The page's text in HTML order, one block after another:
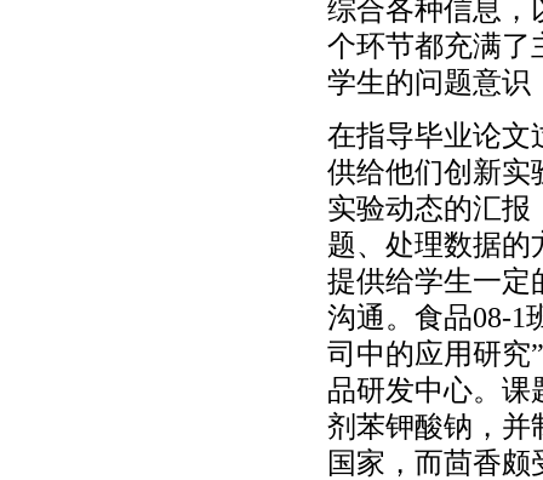
综合各种信息，
个环节都充满了
学生的问题意识
在指导毕业论文
供给他们创新实
实验动态的汇报
题、处理数据的
提供给学生一定
沟通。食品08-1
司中的应用研
品研发中心。课
剂苯钾酸钠，并
国家，而茴香